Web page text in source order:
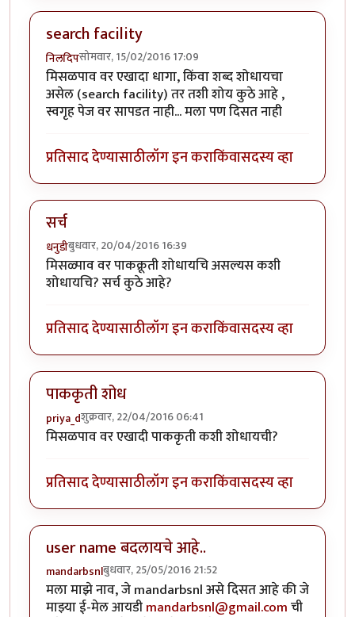
search facility
निलदिपसोमवार, 15/02/2016 17:09
मिसळपाव वर एखादा धागा, किंवा शब्द शोधायचा
असेल (search facility) तर तशी शोय कुठे आहे ,
स्वगृह पेज वर सापडत नाही... मला पण दिसत नाही
प्रतिसाद देण्यासाठीलॉग इन कराकिंवासदस्य व्हा
सर्च
धनुडीबुधवार, 20/04/2016 16:39
मिसळ्पाव वर पाकक्रूती शोधायचि असल्यस कशी
शोधायचि? सर्च कुठे आहे?
प्रतिसाद देण्यासाठीलॉग इन कराकिंवासदस्य व्हा
पाककृती शोध
priya_dशुक्रवार, 22/04/2016 06:41
मिसळपाव वर एखादी पाककृती कशी शोधायची?
प्रतिसाद देण्यासाठीलॉग इन कराकिंवासदस्य व्हा
user name बदलायचे आहे..
mandarbsnlबुधवार, 25/05/2016 21:52
मला माझे नाव, जे mandarbsnl असे दिसत आहे की जे
माझ्या ई-मेल आयडीmandarbsnl@gmail.comची